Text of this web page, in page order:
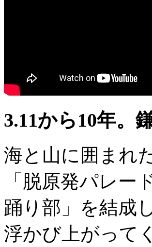
3.11から10年。
海と山に囲まれ
「脱原発パレ
踊り部」を結成
浮かび上がって